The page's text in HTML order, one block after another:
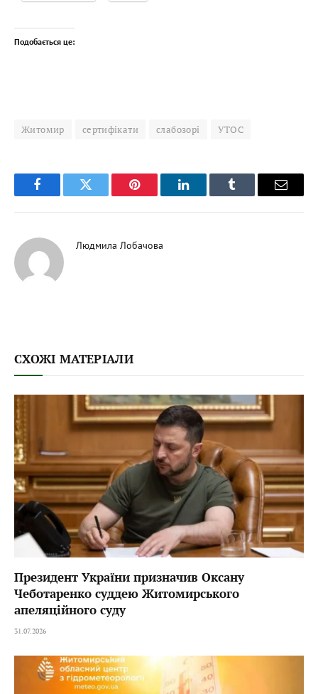
Подобається це:
Житомир сертифікати слабозорі УТОС
FacebookTwitter Pinterest LinkedInTumblr Email
Людмила Лобачова
СХОЖІ МАТЕРІАЛИ
Президент України призначив Оксану
Чеботаренко суддею Житомирського
апеляційного суду
31.07.2026